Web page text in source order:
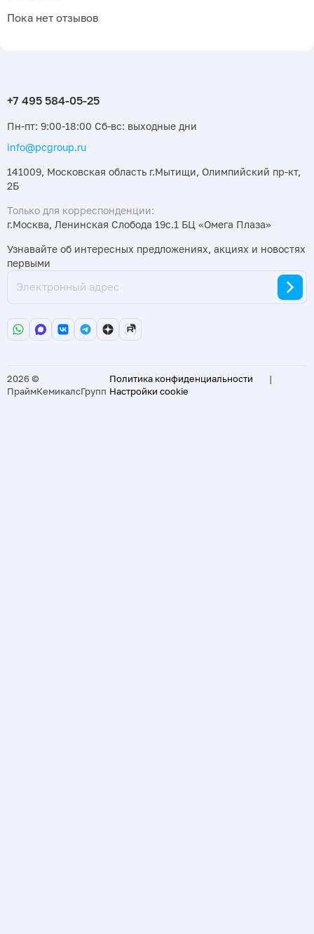
Пока нет отзывов
Пн-пт: 9:00-18:00 Сб-вс: выходные дни
info@pcgroup.ru
141009, Московская область г.Мытищи, Олимпийский пр-кт,
2Б
Только для корреспонденции:
г.Москва, Ленинская Слобода 19с.1 БЦ «Омега Плаза»
Узнавайте об интересных предложениях, акциях и новостях
первыми
2026 ©
ПраймКемикалсГрупп
Политика конфиденциальности
|
Настройки cookie